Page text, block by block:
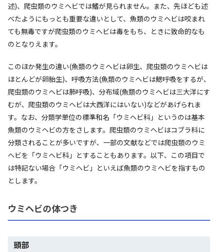
述)、爬虫類のウミヘビでは鰭が見られません。また、先ほども述
べたようにもっとも重要な違いとして、魚類のウミヘビは咬まれ
ても無毒ですが爬虫類のウミヘビは毒をもち、ときに致命的なも
のとなりえます。
このほか発生の違い(魚類のウミヘビは卵生、爬虫類のウミヘビは
ほとんどが卵胎生)、呼吸方法(魚類のウミヘビは鰓呼吸をするが、
爬虫類のウミヘビは肺呼吸)、分布域(魚類のウミヘビは三大洋にす
むが、爬虫類のウミヘビは大西洋にはいない)などがあげられま
す。なお、分類学単位の標準和名「ウミヘビ科」というのは基本
魚類のウミヘビの方をさします。爬虫類のウミヘビはコブラ科に
分類されることが多いですが、一部の文献などでは爬虫類のウミ
ヘビを「ウミヘビ科」とすることもあります。以下、この項目で
は特記ない場合「ウミヘビ」といえば魚類のウミヘビを指すもの
とします。
ウミヘビの体つき
頭部